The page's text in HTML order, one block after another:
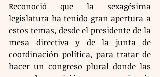
Reconoció que la sexagésima
legislatura ha tenido gran apertura a
estos temas, desde el presidente de la
mesa directiva y de la junta de
coordinación política, para tratar de
hacer un congreso plural donde las